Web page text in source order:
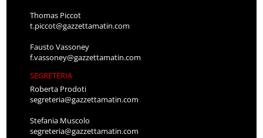
Thomas Piccot
t.piccot@gazzettamatin.com
Fausto Vassoney
f.vassoney@gazzettamatin.com
SEGRETERIA
Roberta Prodoti
segreteria@gazzettamatin.com
Stefania Muscolo
segreteria@gazzettamatin.com